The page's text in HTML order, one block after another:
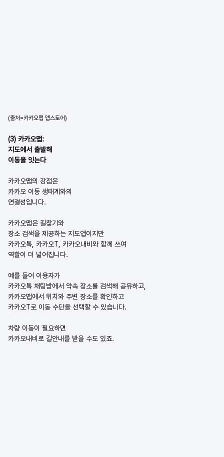
(출처=카카오맵 앱스토어)
(3) 카카오맵:
지도에서 출발해
이동을 잇는다
카카오맵의 강점은
카카오 이동 생태계와의
연결성입니다.
카카오맵은 길찾기와
장소 검색을 제공하는 지도앱이지만
카카오톡, 카카오T, 카카오내비와 함께 쓰여
역할이 더 넓어집니다.
예를 들어 이용자가
카카오톡 채팅방에서 약속 장소를 검색해 공유하고,
카카오맵에서 위치와 주변 장소를 확인하고
카카오T로 이동 수단을 선택할 수 있습니다.
차량 이동이 필요하면
카카오내비로 길안내를 받을 수도 있죠.